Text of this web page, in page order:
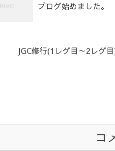
ブログ始めました。
JGC修行(1レグ目～2レグ
コ